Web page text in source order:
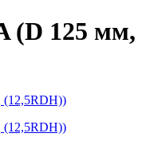
125 мм,